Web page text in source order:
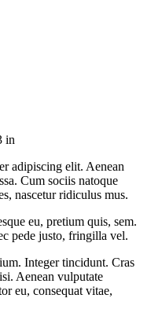
in
adipiscing elit. Aenean
Cum sociis natoque
nascetur ridiculus mus.
eu, pretium quis, sem.
pede justo, fringilla vel.
Integer tincidunt. Cras
Aenean vulputate
eu, consequat vitae,